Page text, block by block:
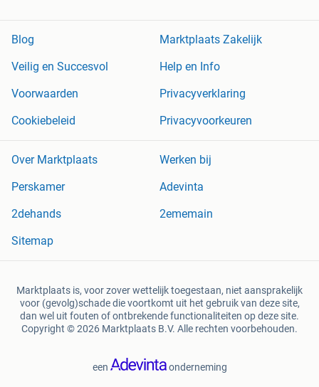
Blog
Marktplaats Zakelijk
Veilig en Succesvol
Help en Info
Voorwaarden
Privacyverklaring
Cookiebeleid
Privacyvoorkeuren
Over Marktplaats
Werken bij
Perskamer
Adevinta
2dehands
2ememain
Sitemap
Marktplaats is, voor zover wettelijk toegestaan, niet aansprakelijk
voor (gevolg)schade die voortkomt uit het gebruik van deze site,
dan wel uit fouten of ontbrekende functionaliteiten op deze site.
Copyright © 2026 Marktplaats B.V. Alle rechten voorbehouden.
een onderneming